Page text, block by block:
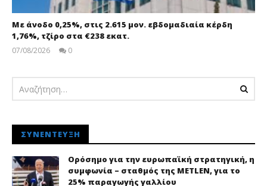
Με άνοδο 0,25%, στις 2.615 μον. εβδομαδιαία κέρδη
1,76%, τζίρο στα €238 εκατ.
07/08/2026
0
ΣΥΝΈΝΤΕΥΞΗ
Ορόσημο για την ευρωπαϊκή στρατηγική, η
συμφωνία – σταθμός της METLEN, για το
25% παραγωγής γαλλίου